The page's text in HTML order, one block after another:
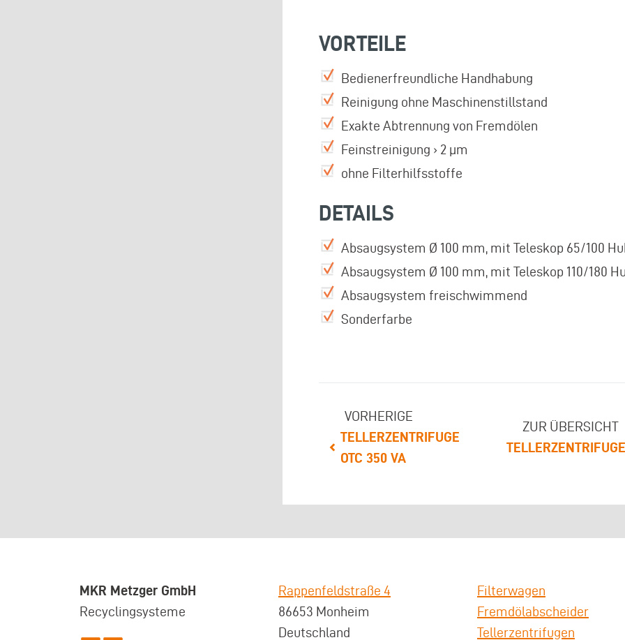
VORTEILE
Bedienerfreundliche Handhabung
Reinigung ohne Maschinenstillstand
Exakte Abtrennung von Fremdölen
Feinstreinigung › 2 µm
ohne Filterhilfsstoffe
DETAILS
Absaugsystem Ø 100 mm, mit Teleskop 65/100
Absaugsystem Ø 100 mm, mit Teleskop 110/180
Absaugsystem freischwimmend
Sonderfarbe
VORHERIGE
TELLERZENTRIFUGE
OTC 350 VA
ZUR ÜBERSICHT
MKR Metzger GmbH
Recyclingsysteme
Rappenfeldstraße 4
86653 Monheim
Deutschland
Filterwagen
Fremdölabscheider
Tellerzentrifugen